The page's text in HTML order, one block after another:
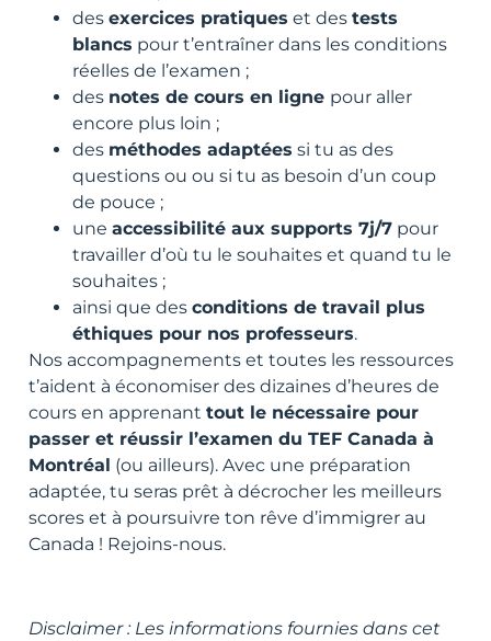
des exercices pratiques et des tests
blancs pour t’entraîner dans les conditions
réelles de l’examen ;
des notes de cours en ligne pour aller
encore plus loin ;
des méthodes adaptées si tu as des
questions ou ou si tu as besoin d’un coup
de pouce ;
une accessibilité aux supports 7j/7pour
travailler d’où tu le souhaites et quand tu le
souhaites ;
ainsi que des conditions de travail plus
éthiques pour nos professeurs.
Nos accompagnements et toutes les ressources
t’aident à économiser des dizaines d’heures de
cours en apprenant tout le nécessaire pour
passer et réussir l’examen du TEF Canada à
Montréal (ou ailleurs). Avec une préparation
adaptée, tu seras prêt à décrocher les meilleurs
scores et à poursuivre ton rêve d’immigrer au
Canada ! Rejoins-nous.
Disclaimer : Les informations fournies dans cet